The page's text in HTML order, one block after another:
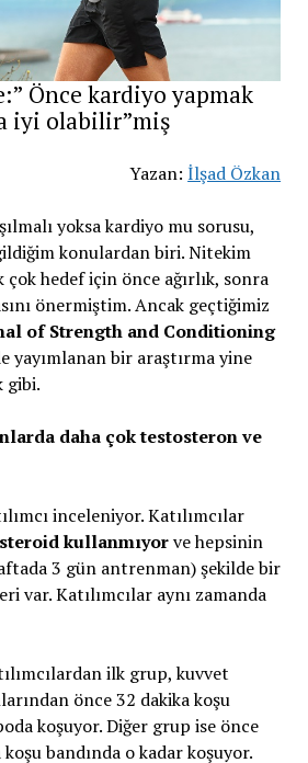
Önce kardiyo yapmak
iyi olabilir”miş
Yazan:İlşad Özkan
yoksa kardiyo mu sorusu,
konulardan biri. Nitekim
hedef için önce ağırlık, sonra
önermiştim. Ancak geçtiğimiz
of Strength and Conditioning
yayımlanan bir araştırma yine
gibi.
daha çok testosteron ve
inceleniyor. Katılımcılar
kullanmıyorve hepsinin
3 gün antrenman) şekilde bir
var. Katılımcılar aynı zamanda
ilk grup, kuvvet
önce 32 dakika koşu
koşuyor. Diğer grup ise önce
koşu bandında o kadar koşuyor.